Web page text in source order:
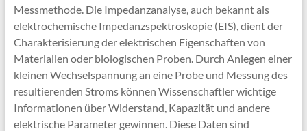
Messmethode. Die Impedanzanalyse, auch bekannt als
elektrochemische Impedanzspektroskopie (EIS), dient der
Charakterisierung der elektrischen Eigenschaften von
Materialien oder biologischen Proben. Durch Anlegen einer
kleinen Wechselspannung an eine Probe und Messung des
resultierenden Stroms können Wissenschaftler wichtige
Informationen über Widerstand, Kapazität und andere
elektrische Parameter gewinnen. Diese Daten sind